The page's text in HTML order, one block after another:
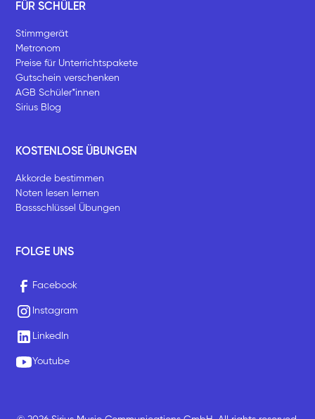
FÜR SCHÜLER
Stimmgerät
Metronom
Preise für Unterrichtspakete
Gutschein verschenken
AGB Schüler*innen
Sirius Blog
KOSTENLOSE ÜBUNGEN
Akkorde bestimmen
Noten lesen lernen
Bassschlüssel Übungen
FOLGE UNS
Facebook
Instagram
LinkedIn
Youtube